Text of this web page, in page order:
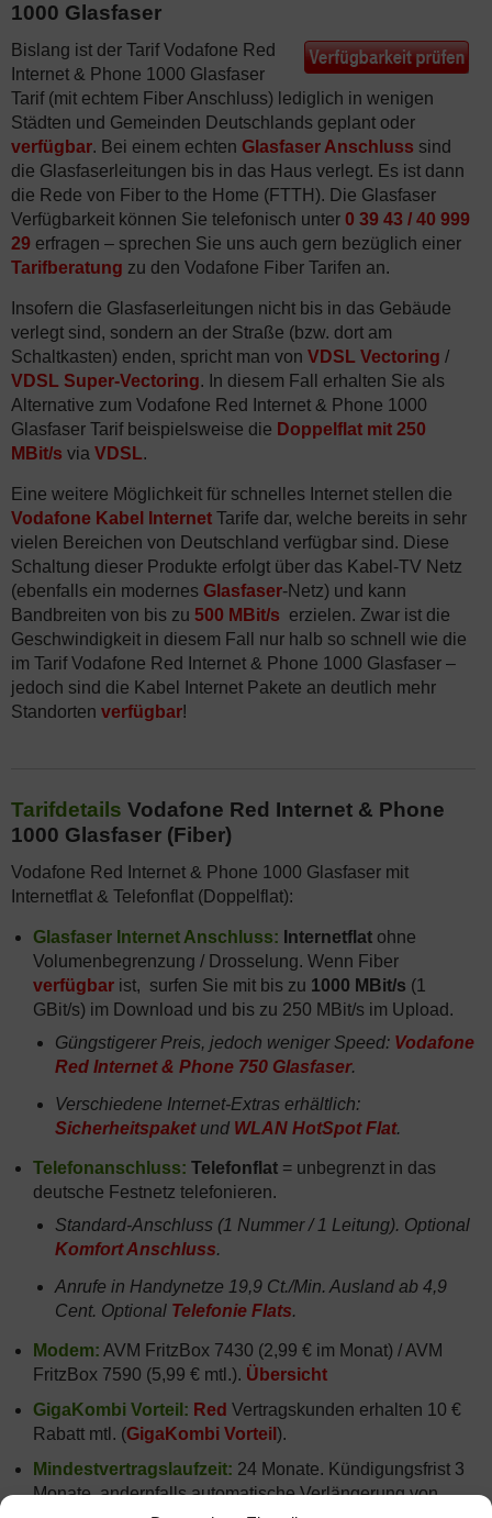
1000 Glasfaser
Bislang ist der Tarif Vodafone Red
Internet & Phone 1000 Glasfaser
Tarif (mit echtem Fiber Anschluss) lediglich in wenigen
Städten und Gemeinden Deutschlands geplant oder
verfügbar. Bei einem echten Glasfaser Anschluss sind
die Glasfaserleitungen bis in das Haus verlegt. Es ist dann
die Rede von Fiber to the Home (FTTH). Die Glasfaser
Verfügbarkeit können Sie telefonisch unter 0 39 43 / 40 999
29 erfragen – sprechen Sie uns auch gern bezüglich einer
Tarifberatung zu den Vodafone Fiber Tarifen an.
Insofern die Glasfaserleitungen nicht bis in das Gebäude
verlegt sind, sondern an der Straße (bzw. dort am
Schaltkasten) enden, spricht man von VDSL Vectoring /
VDSL Super-Vectoring. In diesem Fall erhalten Sie als
Alternative zum Vodafone Red Internet & Phone 1000
Glasfaser Tarif beispielsweise die Doppelflat mit 250
MBit/s via VDSL.
Eine weitere Möglichkeit für schnelles Internet stellen die
Vodafone Kabel Internet Tarife dar, welche bereits in sehr
vielen Bereichen von Deutschland verfügbar sind. Diese
Schaltung dieser Produkte erfolgt über das Kabel-TV Netz
(ebenfalls ein modernes Glasfaser-Netz) und kann
Bandbreiten von bis zu 500 MBit/s erzielen. Zwar ist die
Geschwindigkeit in diesem Fall nur halb so schnell wie die
im Tarif Vodafone Red Internet & Phone 1000 Glasfaser –
jedoch sind die Kabel Internet Pakete an deutlich mehr
Standorten verfügbar!
Tarifdetails Vodafone Red Internet & Phone
1000 Glasfaser (Fiber)
Vodafone Red Internet & Phone 1000 Glasfaser mit
Internetflat & Telefonflat (Doppelflat):
Glasfaser Internet Anschluss: Internetflat ohne
Volumenbegrenzung / Drosselung. Wenn Fiber
verfügbar ist, surfen Sie mit bis zu 1000 MBit/s (1
GBit/s) im Download und bis zu 250 MBit/s im Upload.
Güngstigerer Preis, jedoch weniger Speed: Vodafone
Red Internet & Phone 750 Glasfaser.
Verschiedene Internet-Extras erhältlich:
Sicherheitspaketund WLAN HotSpot Flat.
Telefonanschluss: Telefonflat = unbegrenzt in das
deutsche Festnetz telefonieren.
Standard-Anschluss (1 Nummer / 1 Leitung). Optional
Komfort Anschluss.
Anrufe in Handynetze 19,9 Ct./Min. Ausland ab 4,9
Cent. Optional Telefonie Flats.
Modem: AVM FritzBox 7430 (2,99 € im Monat) / AVM
FritzBox 7590 (5,99 € mtl.). Übersicht
GigaKombi Vorteil: Red Vertragskunden erhalten 10 €
Rabatt mtl. (GigaKombi Vorteil ).
Mindestvertragslaufzeit: 24 Monate. Kündigungsfrist 3
Monate, andernfalls automatische Verlängerung von